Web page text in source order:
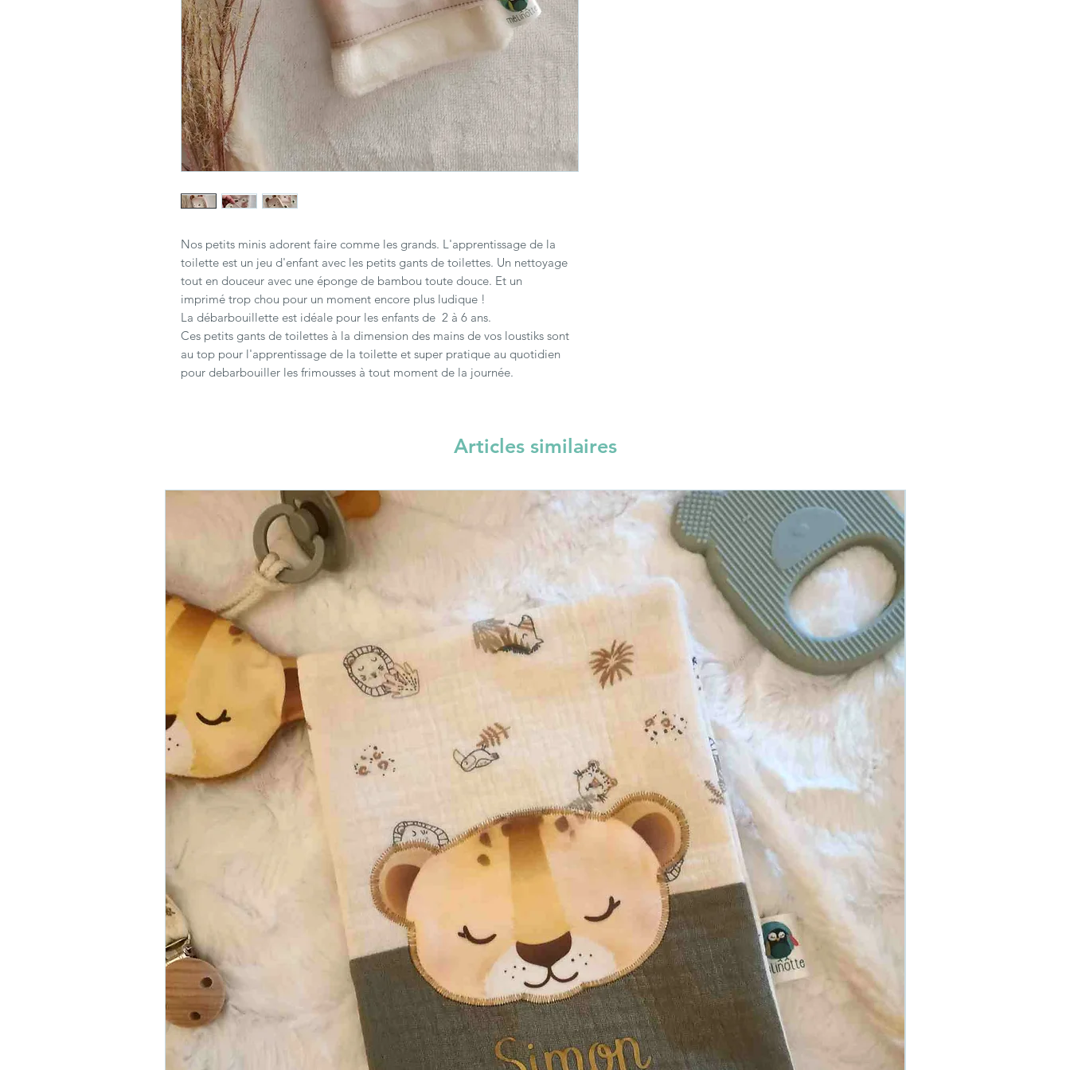
Nos petits minis adorent faire comme les grands. L'apprentissage de la
toilette est un jeu d'enfant avec les petits gants de toilettes. Un nettoyage
tout en douceur avec une éponge de bambou toute douce. Et un
imprimé trop chou pour un moment encore plus ludique !
La débarbouillette est idéale pour les enfants de 2 à 6 ans.
Ces petits gants de toilettes à la dimension des mains de vos loustiks sont
au top pour l'apprentissage de la toilette et super pratique au quotidien
pour debarbouiller les frimousses à tout moment de la journée.
Articles similaires